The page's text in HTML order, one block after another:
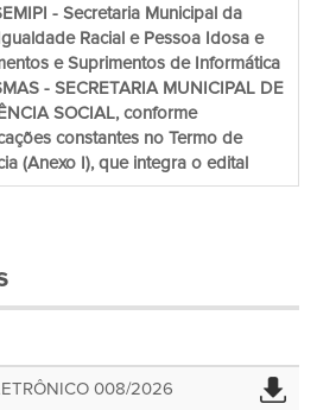
- Secretaria Municipal da
Racial e Pessoa Idosa e
e Suprimentos de Informática
- SECRETARIA MUNICIPAL DE
SOCIAL, conforme
constantes no Termo de
(Anexo I), que integra o edital
008/2026